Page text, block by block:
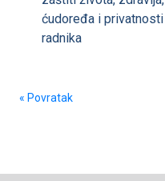
ćudoređa i privatnosti
radnika
« Povratak